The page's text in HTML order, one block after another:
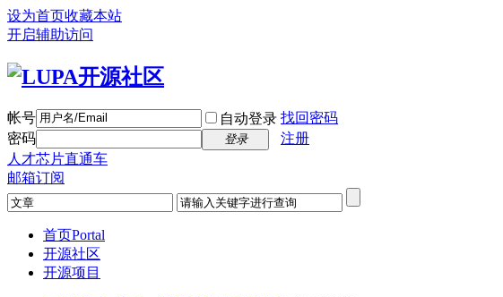
设为首页收藏本站
开启辅助访问
帐号 自动登录 找回密码
密码
登录
注册
人才芯片直通车
邮箱订阅
首页Portal
开源社区
开源项目